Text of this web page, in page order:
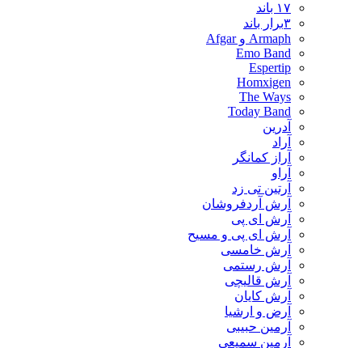
۱۷ باند
۳برار باند
Armaph و Afgar
Emo Band
Espertip
Homxigen
The Ways
Today Band
آدرین
آراد
آراز کمانگر
آراو
آرتین تی زد
آرش آردفروشان
آرش ای پی
آرش ای پی و مسیح
آرش خامسی
آرش رستمی
آرش قالیچی
آرش کایان
​آرض و ارشیا
آرمین حبیبی
آرمین سمیعی